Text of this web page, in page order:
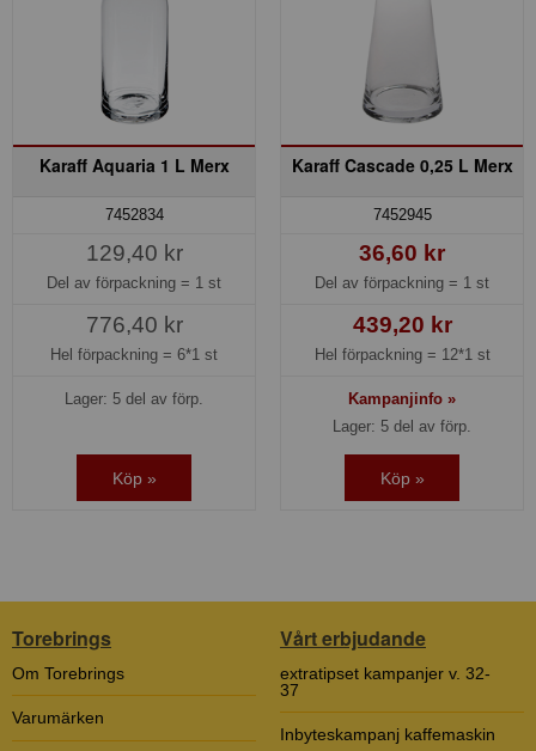
Karaff Aquaria 1 L Merx
7452834
129,40 kr
Del av förpackning = 1 st
776,40 kr
Hel förpackning = 6*1 st
Lager: 5 del av förp.
Köp »
Karaff Cascade 0,25 L Merx
7452945
36,60 kr
Del av förpackning = 1 st
439,20 kr
Hel förpackning = 12*1 st
Kampanjinfo »
Lager: 5 del av förp.
Köp »
Torebrings
Om Torebrings
Varumärken
Vårt erbjudande
extratipset kampanjer v. 32-
37
Inbyteskampanj kaffemaskin